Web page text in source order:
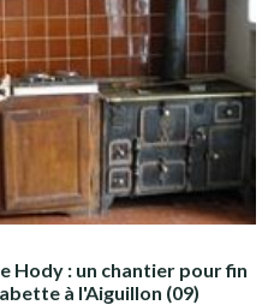
Hody : un chantier pour fin
à l'Aiguillon (09)